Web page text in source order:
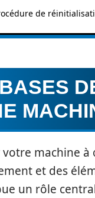
de
machine à
et des
un rôle